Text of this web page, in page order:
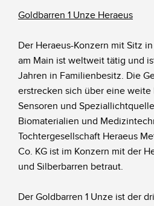
Goldbarren 1 Unze Heraeus
Der Heraeus-Konzern mit Sitz
am Main ist weltweit tätig und
Jahren in Familienbesitz. Die
erstrecken sich über eine weite
Sensoren und
Biomaterialien und
Tochtergesellschaft Heraeus
Co. KG ist im Konzern mit der
und Silberbarren betraut.
Der Goldbarren 1 Unze ist der